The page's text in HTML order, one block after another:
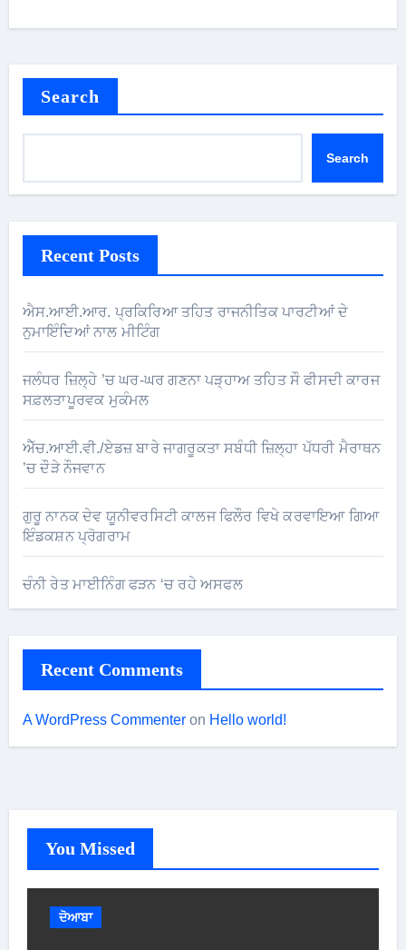
Search
Search
Recent Posts
ਐਸ.ਆਈ.ਆਰ. ਪ੍ਰਕਿਰਿਆ ਤਹਿਤ ਰਾਜਨੀਤਿਕ ਪਾਰਟੀਆਂ ਦੇ
ਨੁਮਾਇੰਦਿਆਂ ਨਾਲ ਮੀਟਿੰਗ
ਜਲੰਧਰ ਜ਼ਿਲ੍ਹੇ ’ਚ ਘਰ-ਘਰ ਗਣਨਾ ਪੜ੍ਹਾਅ ਤਹਿਤ ਸੌ ਫੀਸਦੀ ਕਾਰਜ
ਸਫ਼ਲਤਾਪੂਰਵਕ ਮੁਕੰਮਲ
ਐੱਚ.ਆਈ.ਵੀ./ਏਡਜ਼ ਬਾਰੇ ਜਾਗਰੂਕਤਾ ਸਬੰਧੀ ਜ਼ਿਲ੍ਹਾ ਪੱਧਰੀ ਮੈਰਾਥਨ
’ਚ ਦੌੜੇ ਨੌਜਵਾਨ
ਗੁਰੂ ਨਾਨਕ ਦੇਵ ਯੂਨੀਵਰਸਿਟੀ ਕਾਲਜ ਫਿਲੌਰ ਵਿਖੇ ਕਰਵਾਇਆ ਗਿਆ
ਇੰਡਕਸ਼ਨ ਪ੍ਰੋਗਰਾਮ
ਚੰਨੀ ਰੇਤ ਮਾਈਨਿੰਗ ਫੜਨ ‘ਚ ਰਹੇ ਅਸਫਲ
Recent Comments
A WordPress Commenteron Hello world!
You Missed
ਦੋਆਬਾ